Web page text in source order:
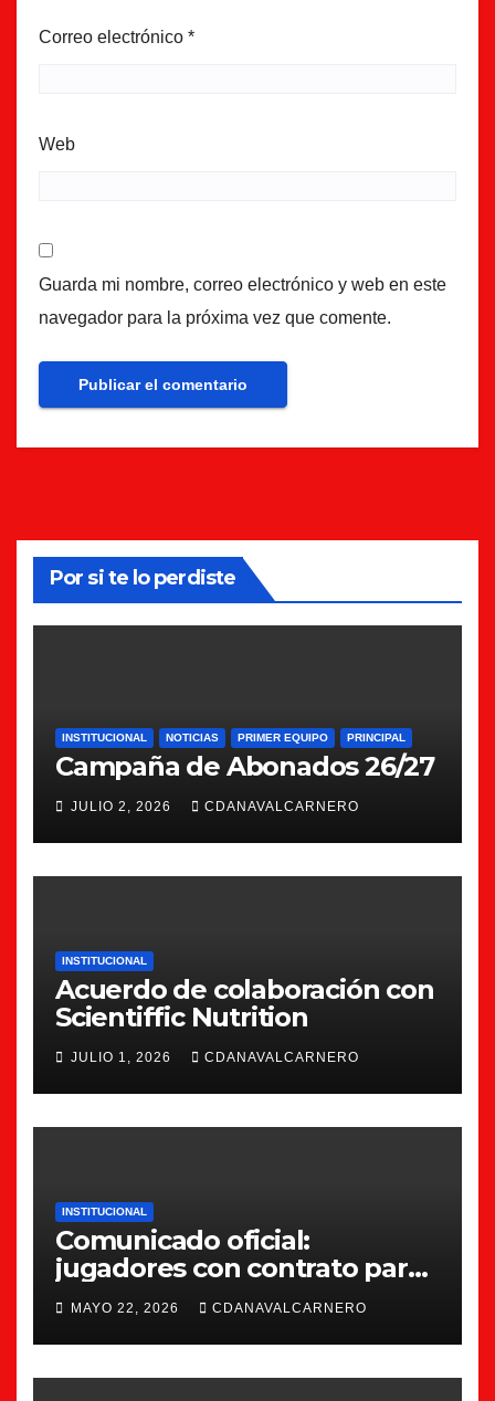
Correo electrónico *
Web
Guarda mi nombre, correo electrónico y web en este
navegador para la próxima vez que comente.
Por si te lo perdiste
INSTITUCIONAL NOTICIAS PRIMER EQUIPO PRINCIPAL
Campaña de Abonados 26/27
JULIO 2, 2026 CDANAVALCARNERO
INSTITUCIONAL
Acuerdo de colaboración con
Scientiffic Nutrition
JULIO 1, 2026 CDANAVALCARNERO
INSTITUCIONAL
Comunicado oficial:
jugadores con contrato para
la 26/27
MAYO 22, 2026 CDANAVALCARNERO